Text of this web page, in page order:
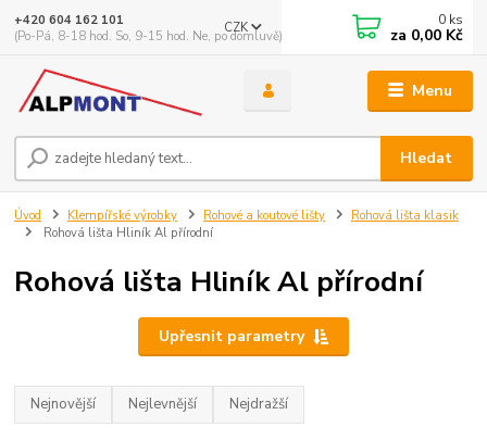
Menu
CZK
Hledat
+420 604 162 101
(Po-Pá, 8-18 hod. So, 9-15 hod. Ne, po domluvě)
0 ks
za 0,00 Kč
Úvod Klempířské výrobky Rohové a koutové lišty
Rohová lišta klasik
Rohová lišta Hliník Al přírodní
Rohová lišta Hliník Al přírodní
Upřesnit parametry
Nejnovější Nejlevnější Nejdražší